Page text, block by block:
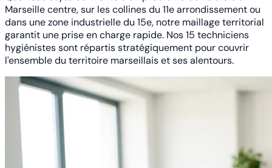
Marseille centre, sur les collines du 11e arrondissement ou
dans une zone industrielle du 15e, notre maillage territorial
garantit une prise en charge rapide. Nos 15 techniciens
hygiénistes sont répartis stratégiquement pour couvrir
l'ensemble du territoire marseillais et ses alentours.